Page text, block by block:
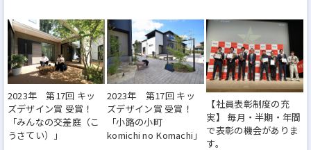
管理業務」、「購買・見積・発注業務」、「引き渡
し後の対応」、「職人探し」などの業務は全て担当
部署に任せるのが基本なので、自身の業務に集中で
きる。
【理由3】
2023年 第17回 キッ
ズデザイン賞 受賞！
「みんなの交差庭（こ
うさてい）」
2023年 第17回 キッ
ズデザイン賞 受賞！
「小路の小町
komichi no Komachi」
【社員表彰制度の充
実】 毎月・半期・年間
で表彰の機会がありま
す。